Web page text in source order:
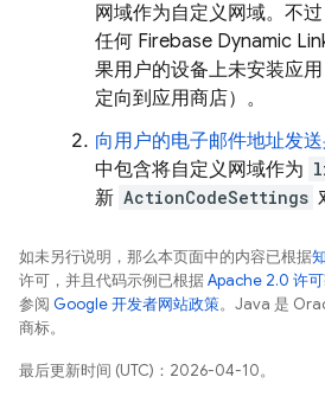
网域作为自定义网域。不
任何 Firebase Dynamic
果用户的设备上未安装应
定向到应用商店）。
向用户的电子邮件地址发
中包含将自定义网域作为
新 ActionCodeSettings
如未另行说明，那么本页面中的内容已根据
许可，并且代码示例已根据Apache 2.0 许可
参阅 Google 开发者网站政策。Java 是
商标。
最后更新时间 (UTC)：2026-04-10。